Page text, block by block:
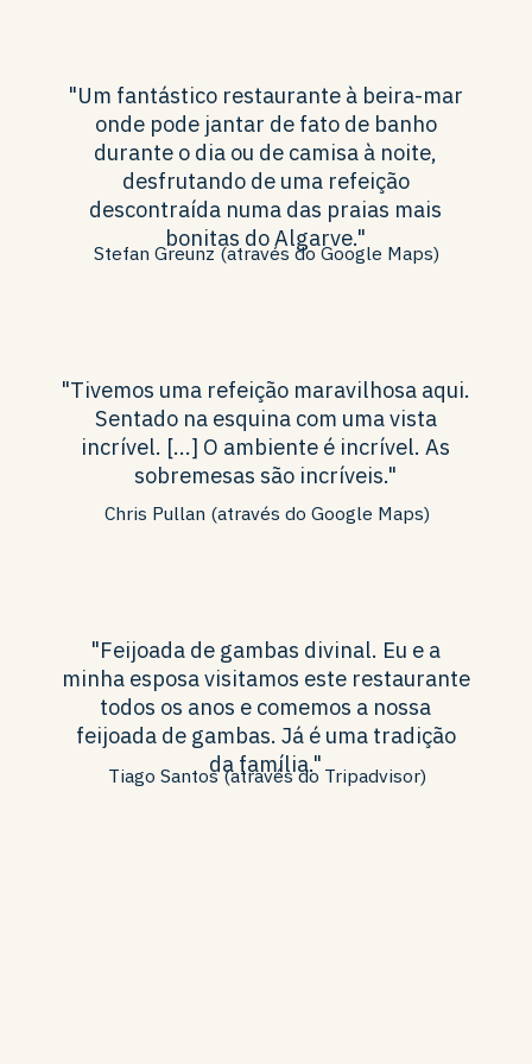
"Tivemos uma refeição maravilhosa aqui.
Sentado na esquina com uma vista
incrível. [...] O ambiente é incrível. As
sobremesas são incríveis."
Chris Pullan (através do Google Maps)
"Um fantástico restaurante à beira-mar
onde pode jantar de fato de banho
durante o dia ou de camisa à noite,
desfrutando de uma refeição
descontraída numa das praias mais
bonitas do Algarve."
"Feijoada de gambas divinal. Eu e a
minha esposa visitamos este restaurante
todos os anos e comemos a nossa
feijoada de gambas. Já é uma tradição
da família."
Stefan Greunz (através do Google Maps)
Tiago Santos (através do Tripadvisor)